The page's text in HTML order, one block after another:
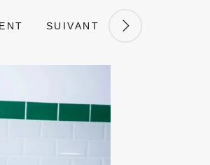
SUIVANT